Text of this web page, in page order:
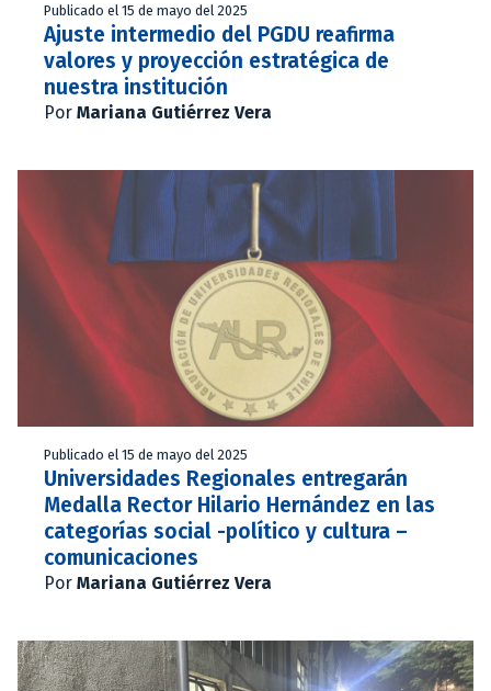
Publicado el 15 de mayo del 2025
Ajuste intermedio del PGDU reafirma
valores y proyección estratégica de
nuestra institución
Por Mariana Gutiérrez Vera
Publicado el 15 de mayo del 2025
Universidades Regionales entregarán
Medalla Rector Hilario Hernández en las
categorías social -político y cultura –
comunicaciones
Por Mariana Gutiérrez Vera